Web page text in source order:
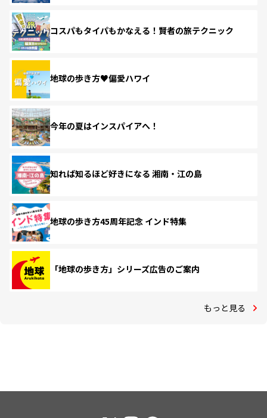
コスパもタイパもかなえる！賢者の旅テクニック
地球の歩き方♥偏愛ハワイ
今年の夏はインスパイアへ！
知れば知るほど好きになる 湘南・江の島
地球の歩き方45周年記念 インド特集
「地球の歩き方」シリーズ広告のご案内
もっと見る